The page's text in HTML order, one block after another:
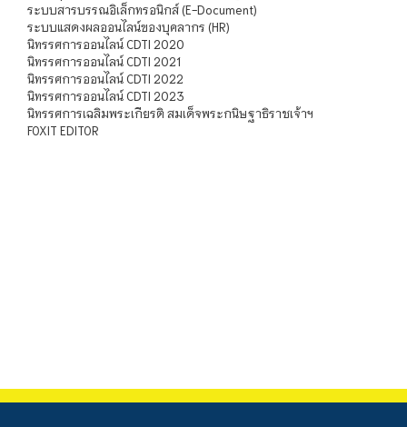
ระบบสารบรรณอิเล็กทรอนิกส์ (E-Document)
ระบบแสดงผลออนไลน์ของบุคลากร (HR)
นิทรรศการออนไลน์ CDTI 2020
นิทรรศการออนไลน์ CDTI 2021
นิทรรศการออนไลน์ CDTI 2022
นิทรรศการออนไลน์ CDTI 2023
นิทรรศการเฉลิมพระเกียรติ สมเด็จพระกนิษฐาธิราชเจ้าฯ
FOXIT EDITOR